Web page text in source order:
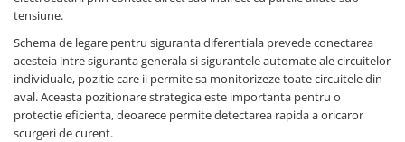
tensiune.
Schema de legare pentru siguranta diferentiala prevede conectarea
acesteia intre siguranta generala si sigurantele automate ale circuitelor
individuale, pozitie care ii permite sa monitorizeze toate circuitele din
aval. Aceasta pozitionare strategica este importanta pentru o
protectie eficienta, deoarece permite detectarea rapida a oricaror
scurgeri de curent.